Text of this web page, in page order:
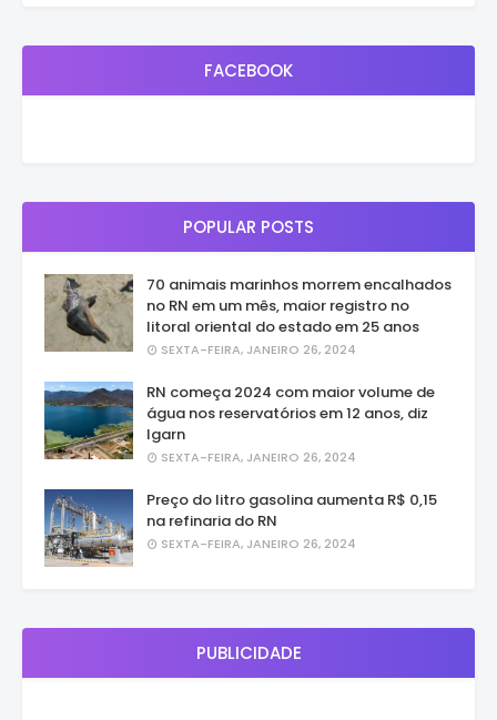
FACEBOOK
POPULAR POSTS
70 animais marinhos morrem encalhados
no RN em um mês, maior registro no
litoral oriental do estado em 25 anos
SEXTA-FEIRA, JANEIRO 26, 2024
RN começa 2024 com maior volume de
água nos reservatórios em 12 anos, diz
Igarn
SEXTA-FEIRA, JANEIRO 26, 2024
Preço do litro gasolina aumenta R$ 0,15
na refinaria do RN
SEXTA-FEIRA, JANEIRO 26, 2024
PUBLICIDADE